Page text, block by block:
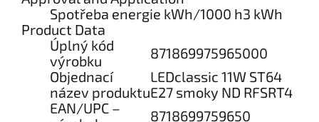
Spotřeba energie kWh/1000 h3 kWh
Product Data
Úplný kód
výrobku
871869975965000
Objednací
název produktu
LEDclassic 11W ST64
E27 smoky ND RFSRT4
EAN/UPC –
8718699759650